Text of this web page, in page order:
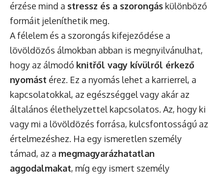
érzése mind a stressz és a szorongás különböző
formáit jeleníthetik meg.
A félelem és a szorongás kifejeződése a
lövöldözős álmokban abban is megnyilvánulhat,
hogy az álmodó knitřől vagy kívülről érkező
nyomást érez. Ez a nyomás lehet a karrierrel, a
kapcsolatokkal, az egészséggel vagy akár az
általános élethelyzettel kapcsolatos. Az, hogy ki
vagy mi a lövöldözés forrása, kulcsfontosságú az
értelmezéshez. Ha egy ismeretlen személy
támad, az a megmagyarázhatatlan
aggodalmakat, míg egy ismert személy